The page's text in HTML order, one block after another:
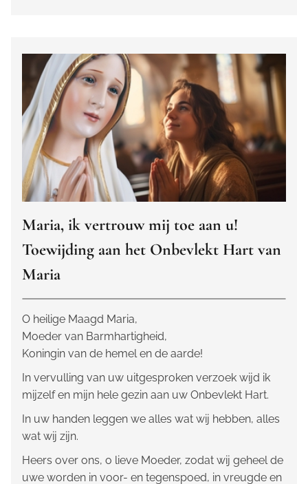
Maria, ik vertrouw mij toe aan u!
Toewijding aan het Onbevlekt Hart van
Maria
O heilige Maagd Maria,
Moeder van Barmhartigheid,
Koningin van de hemel en de aarde!
In vervulling van uw uitgesproken verzoek wijd ik
mijzelf en mijn hele gezin aan uw Onbevlekt Hart.
In uw handen leggen we alles wat wij hebben, alles
wat wij zijn.
Heers over ons, o lieve Moeder, zodat wij geheel de
uwe worden in voor- en tegenspoed, in vreugde en